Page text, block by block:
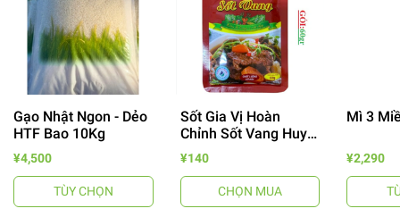
- 64%
Gạo Nhật Ngon - Dẻo
HTF Bao 10Kg
¥4,500
TÙY CHỌN
Sốt Gia Vị Hoàn
Chỉnh Sốt Vang Huy
Tuấn
¥140
CHỌN MUA
Mì 3
¥2,290